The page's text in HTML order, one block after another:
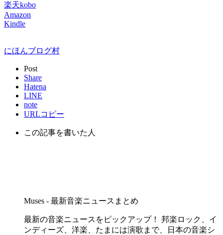
楽天kobo
Amazon
Kindle
にほんブログ村
Post
Share
Hatena
LINE
note
URLコピー
この記事を書いた人
Muses - 最新音楽ニュースまとめ
最新の音楽ニュースをピックアップ！ 邦楽ロック、イ
ンディーズ、洋楽、たまには演歌まで、日本の音楽シ